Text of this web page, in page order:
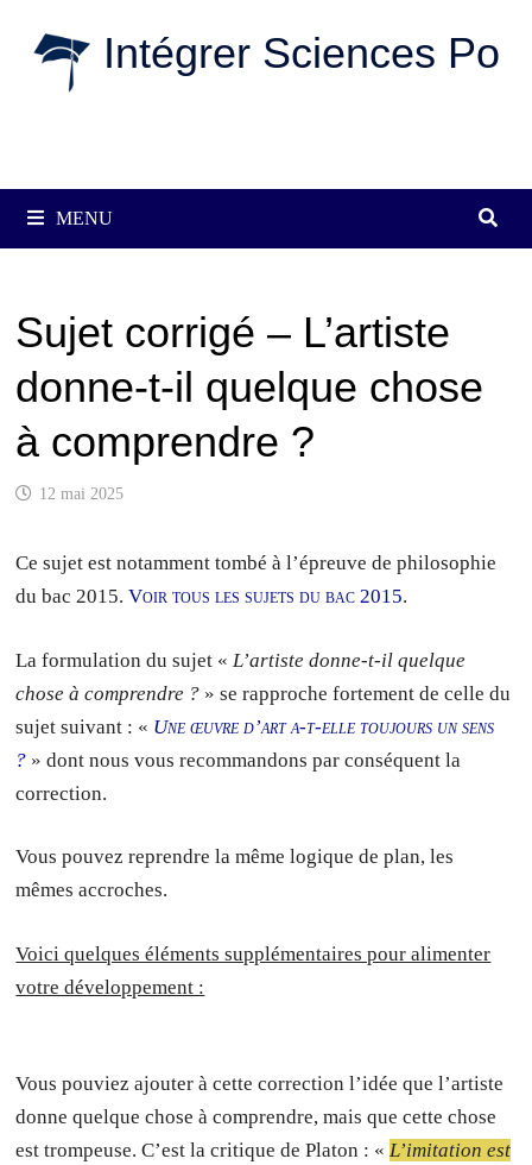
Intégrer Sciences Po
MENU
Sujet corrigé – L’artiste
donne-t-il quelque chose
à comprendre ?
12 mai 2025
Ce sujet est notamment tombé à l’épreuve de philosophie
du bac 2015.Voir tous les sujets du bac 2015.
La formulation du sujet « L’artiste donne-t-il quelque
chose à comprendre ? » se rapproche fortement de celle du
sujet suivant : « Une œuvre d’art a-t-elle toujours un sens
? » dont nous vous recommandons par conséquent la
correction.
Vous pouvez reprendre la même logique de plan, les
mêmes accroches.
Voici quelques éléments supplémentaires pour alimenter
votre développement :
Vous pouviez ajouter à cette correction l’idée que l’artiste
donne quelque chose à comprendre, mais que cette chose
est trompeuse. C’est la critique de Platon : «L’imitation est